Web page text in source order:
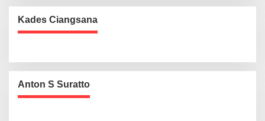
Kades Ciangsana
Anton S Suratto